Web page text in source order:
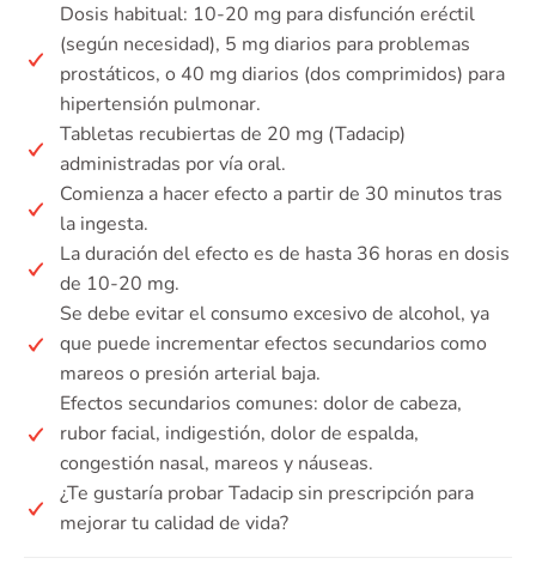
Dosis habitual: 10-20 mg para disfunción eréctil
(según necesidad), 5 mg diarios para problemas
prostáticos, o 40 mg diarios (dos comprimidos) para
hipertensión pulmonar.
Tabletas recubiertas de 20 mg (Tadacip)
administradas por vía oral.
Comienza a hacer efecto a partir de 30 minutos tras
la ingesta.
La duración del efecto es de hasta 36 horas en dosis
de 10-20 mg.
Se debe evitar el consumo excesivo de alcohol, ya
que puede incrementar efectos secundarios como
mareos o presión arterial baja.
Efectos secundarios comunes: dolor de cabeza,
rubor facial, indigestión, dolor de espalda,
congestión nasal, mareos y náuseas.
¿Te gustaría probar Tadacip sin prescripción para
mejorar tu calidad de vida?